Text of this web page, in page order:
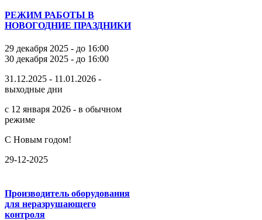
РЕЖИМ РАБОТЫ В
НОВОГОДНИЕ ПРАЗДНИКИ
29 декабря 2025 - до 16:00
30 декабря 2025 - до 16:00
31.12.2025 - 11.01.2026 -
выходные дни
с 12 января 2026 - в обычном
режиме
С Новым годом!
29-12-2025
Производитель оборудования
для неразрушающего
контроля